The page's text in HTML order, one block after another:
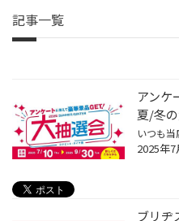
記事一覧
アンケ
夏/冬
2025年7
ブリヂ